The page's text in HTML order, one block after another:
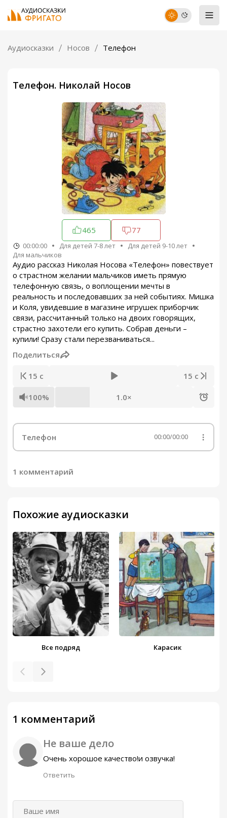
Аудиосказки Носов Телефон
Телефон. Николай Носов
465 77
00:00:00 Для детей 7-8 лет
Для детей 9-10 лет
Для мальчиков
Аудио рассказ Николая Носова «Телефон» повествует
о страстном желании мальчиков иметь прямую
телефонную связь, о воплощении мечты в
реальность и последовавших за ней событиях. Мишка
и Коля, увидевшие в магазине игрушек приборчик
связи, рассчитанный только на двоих говорящих,
страстно захотели его купить. Собрав деньги –
купили! Сразу стали перезваниваться...
Поделиться
15 с 15 с
100% 1.0×
Телефон 00:00/00:00
1 комментарий
Похожие аудиосказки
Все подряд Карасик
1 комментарий
Не ваше дело
Очень хорошое качество!и озвучка!
Ответить